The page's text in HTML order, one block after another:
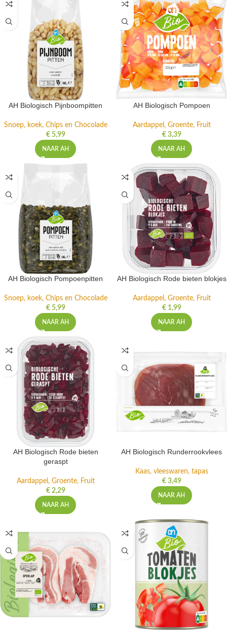
AH Biologisch Pijnboompitten
Snoep, koek, Chips en Chocolade
€5,99
NAAR AH
AH Biologisch Pompoen
Aardappel, Groente, Fruit
€3,39
NAAR AH
AH Biologisch Pompoenpitten
Snoep, koek, Chips en Chocolade
€5,99
NAAR AH
AH Biologisch Rode bieten blokjes
Aardappel, Groente, Fruit
€1,99
NAAR AH
AH Biologisch Rode bieten
geraspt
Aardappel, Groente, Fruit
€2,29
NAAR AH
AH Biologisch Runderrookvlees
Kaas, vleeswaren, tapas
€3,49
NAAR AH